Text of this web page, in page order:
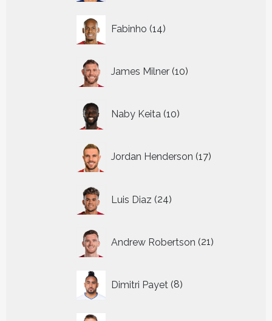
Fabinho 14
producten
James Milner 10
producten
Naby Keita 10
producten
Jordan Henderson 17
producten
Luis Diaz 24
producten
Andrew Robertson 21
producten
Dimitri Payet 8
producten